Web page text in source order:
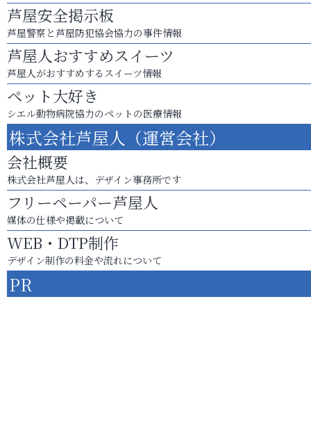
芦屋安全掲示板
芦屋警察と芦屋防犯協会協力の事件情報
芦屋人おすすめスイーツ
芦屋人がおすすめするスイーツ情報
ペット大好き
シエル動物病院協力のペットの医療情報
株式会社芦屋人（運営会社）
会社概要
株式会社芦屋人は、デザイン事務所です
フリーペーパー芦屋人
媒体の仕様や掲載について
WEB・DTP制作
デザイン制作の料金や流れについて
PR